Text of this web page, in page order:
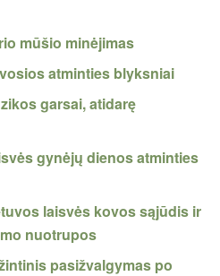
mūšio minėjimas
atminties blyksniai
garsai, atidarę
gynėjų dienos atminties
laisvės kovos sąjūdis ir
nuotrupos
pasižvalgymas po